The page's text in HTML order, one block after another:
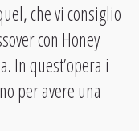
che vi consiglio
con Honey
In quest’opera i
per avere una